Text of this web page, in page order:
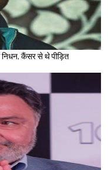
निधन, कैंसर से थे पीड़ित